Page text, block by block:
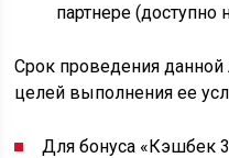
партнере (доступно
Срок проведения данной
целей выполнения ее
Для бонуса «Кэшбек